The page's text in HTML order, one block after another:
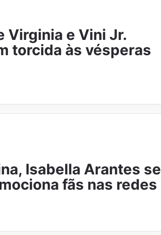
Virginia e Vini Jr.
torcida às vésperas
Isabella Arantes se
fãs nas redes